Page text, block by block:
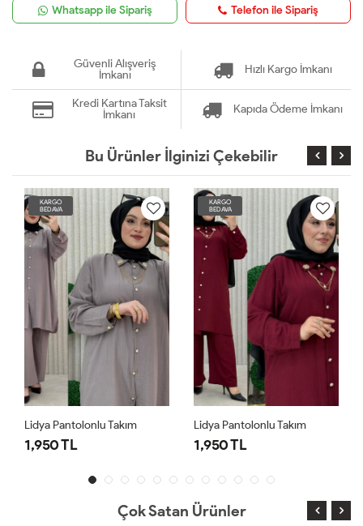
Whatsapp ile Sipariş Telefon ile Sipariş
Güvenli Alışveriş
İmkanı
Hızlı Kargo İmkanı
Kredi Kartına Taksit
İmkanı
Kapıda Ödeme İmkanı
Bu Ürünler İlginizi Çekebilir
KARGO
BEDAVA
Lidya Pantolonlu Takım
1,950 TL
KARGO
BEDAVA
Lidya Pantolonlu Takım
1,950 TL
Çok Satan Ürünler